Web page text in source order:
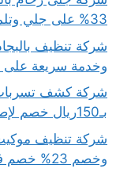
33% على جلي وتلميع رخام الدرج والمطبخ
شركة تنظيف
وخدمة سريعة على
بـ150ريال خصم لإصلاح تسربات المياه
وخصم 23% خصم فوري اتصل بنا الان